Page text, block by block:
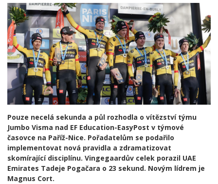
Pouze necelá sekunda a půl rozhodla o vítězství týmu
Jumbo Visma nad EF Education-EasyPost v týmové
časovce na Paříž-Nice. Pořadatelům se podařilo
implementovat nová pravidla a zdramatizovat
skomírající disciplínu. Vingegaardův celek porazil UAE
Emirates Tadeje Pogačara o 23 sekund. Novým lídrem je
Magnus Cort.